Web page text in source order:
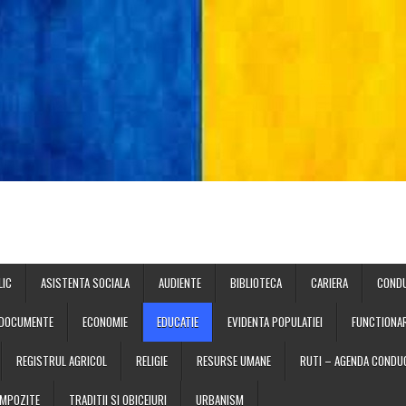
ASISTENTA SOCIALA AUDIENTE BIBLIOTECA CARIERA
ECONOMIE EDUCATIE EVIDENTA POPULATIEI
REGISTRUL AGRICOL RELIGIE RESURSE UMANE RUTI – AGENDA
TRADITII SI OBICEIURI URBANISM